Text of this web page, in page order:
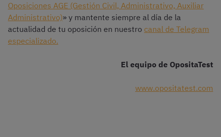
Oposiciones AGE (Gestión Civil, Administrativo, Auxiliar
Administrativo)» y mantente siempre al día de la
actualidad de tu oposición en nuestro canal de Telegram
especializado.
El equipo de OpositaTest
www.opositatest.com